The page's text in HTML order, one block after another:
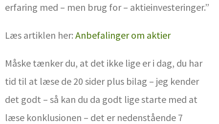
erfaring med – men brug for – aktieinvesteringer.”
Læs artiklen her: Anbefalinger om aktier
Måske tænker du, at det ikke lige er i dag, du har
tid til at læse de 20 sider plus bilag – jeg kender
det godt – så kan du da godt lige starte med at
læse konklusionen – det er nedenstående 7